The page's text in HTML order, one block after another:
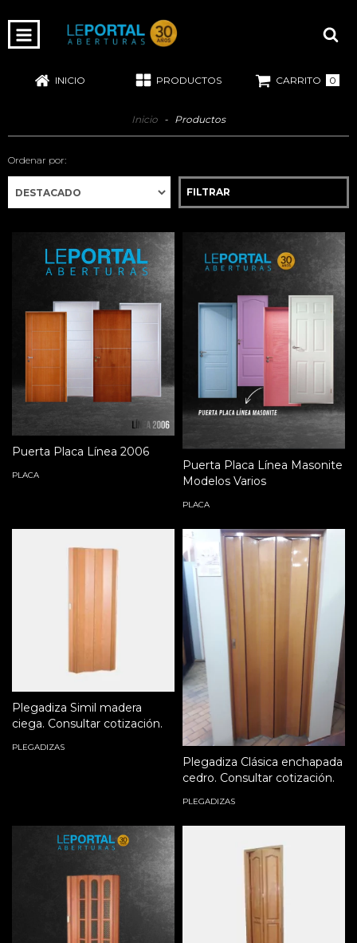
INICIO PRODUCTOS CARRITO 0
Productos
Inicio - Productos
Ordenar por:
FILTRAR
Puerta Placa Línea 2006
PLACA
Puerta Placa Línea Masonite
Modelos Varios
PLACA
Plegadiza Simil madera
ciega. Consultar cotización.
PLEGADIZAS
Plegadiza Clásica enchapada
cedro. Consultar cotización.
PLEGADIZAS